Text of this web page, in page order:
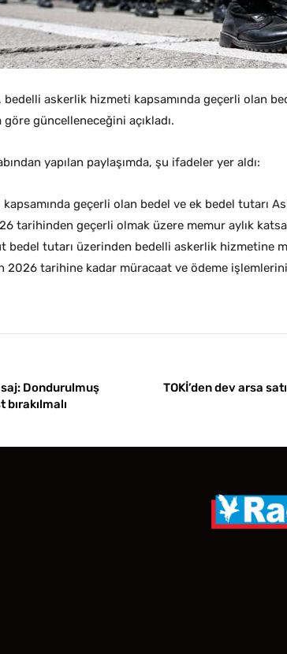
bedelli askerlik hizmeti kapsamında geçerli olan
göre güncelleneceğini açıkladı.
yapılan paylaşımda, şu ifadeler yer aldı:
geçerli olan bedel ve ek bedel tutarı
tarihinden geçerli olmak üzere memur aylık
bedel tutarı üzerinden bedelli askerlik hizmetine
tarihine kadar müracaat ve ödeme
Dondurulmuş
bırakılmalı
TOKİ’den dev arsa